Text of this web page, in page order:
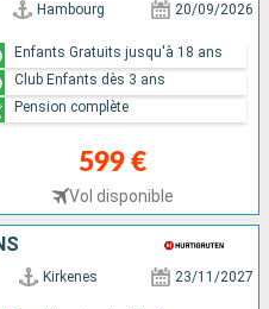
Hambourg 20/09/2026
599 €
Vol disponible
Enfants Gratuits jusqu'à 18 ans
Club Enfants dès 3 ans
Pension complète
Kirkenes 23/11/2027